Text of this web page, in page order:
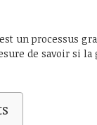
un processus
de savoir si